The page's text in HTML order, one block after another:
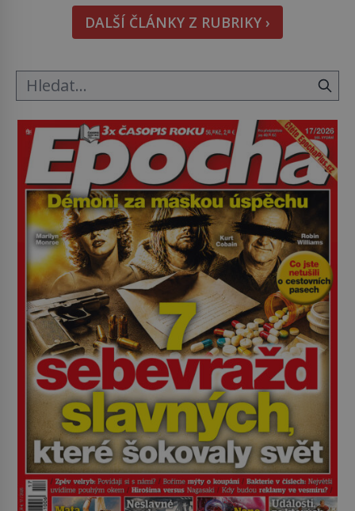
hmatatelnějšího. Naprosto rekordní kometu!
Astronomové Pedro Bernardinelli a Gary Bernstein
mravenčí prací zkoumají archivní snímky v rámci
DALŠÍ ČLÁNKY Z RUBRIKY ›